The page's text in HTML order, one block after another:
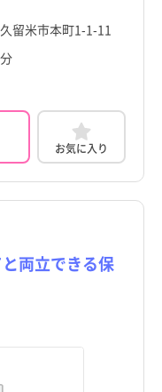
留米市本町1-1-11
お気に入り
両立できる保